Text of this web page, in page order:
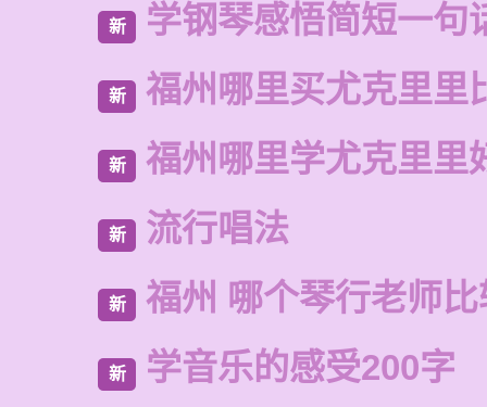
新 学钢琴感悟简短一句
新 福州哪里买尤克里里
新 福州哪里学尤克里里
新 流行唱法
新 福州 哪个琴行老师
新 学音乐的感受200字